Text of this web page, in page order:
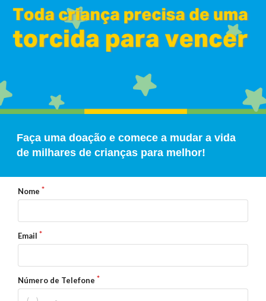
Faça uma doação e comece a mudar a vida
de milhares de crianças para melhor!
Nome
Email
Número de Telefone